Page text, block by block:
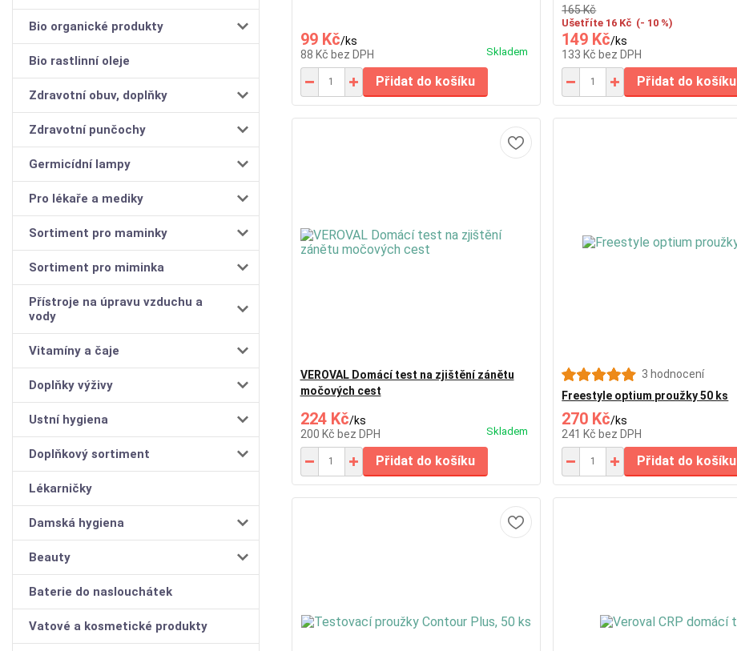
Bio organické produkty
Bio rastlinní oleje
Zdravotní obuv, doplňky
Zdravotní punčochy
Germicídní lampy
Pro lékaře a mediky
Sortiment pro maminky
Sortiment pro miminka
Přístroje na úpravu vzduchu a
vody
Vitamíny a čaje
Doplňky výživy
Ustní hygiena
Doplňkový sortiment
Lékarničky
Damská hygiena
Beauty
Baterie do naslouchátek
Vatové a kosmetické produkty
99 Kč/ks
88 Kč bez DPH Skladem
Přidat do košíku
165 Kč
Ušetříte 16 Kč (- 10 %)
149 Kč/ks
133 Kčbez DPH
Přidat do košíku
VEROVAL Domácí test na zjištění zánětu
močových cest
224 Kč/ks
200 Kč bez DPH Skladem
Přidat do košíku
3 hodnocení
Freestyle optium proužky 50 ks
270 Kč/ks
241 Kčbez DPH
Přidat do košíku